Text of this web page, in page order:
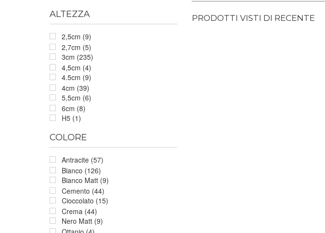
ALTEZZA
2,5cm (9)
2,7cm (5)
3cm (235)
4,5cm (4)
4.5cm (9)
4cm (39)
5,5cm (6)
6cm (8)
H5 (1)
COLORE
Antracite (57)
Bianco (126)
Bianco Matt (9)
Cemento (44)
Cioccolato (15)
Crema (44)
Nero Matt (9)
PRODOTTI VISTI DI RECENTE